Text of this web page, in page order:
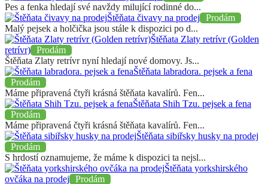
Pes a fenka hledají své navždy milující rodinné do...
Štěňata čivavy na prodej
Prodám
Malý pejsek a holčička jsou stále k dispozici po d...
Štěňata Zlaty retrívr (Golden
retrívr) Prodám
Štěňata Zlaty retrívr nyní hledají nové domovy. Js...
Štěňata labradora. pejsek a fena
Prodám
Máme připravená čtyři krásná štěňata kavalírů. Fen...
Štěňata Shih Tzu. pejsek a fena
Prodám
Máme připravená čtyři krásná štěňata kavalírů. Fen...
Štěňata sibiřsky husky na prodej
Prodám
S hrdostí oznamujeme, že máme k dispozici ta nejsl...
Štěňata yorkshirského
ovčáka na prodej
Prodám